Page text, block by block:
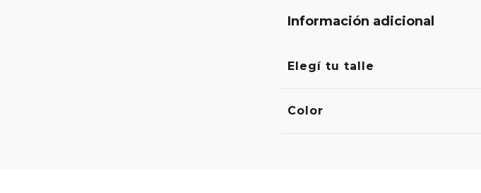
Información adicional
Elegí tu talle
Color